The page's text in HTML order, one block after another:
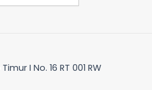
I No. 16 RT 001 RW